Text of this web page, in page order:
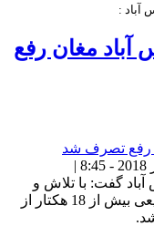
آباد :
آباد مغان رفع
آباد گفت: با تلاش و
هوشیاری ماموران یگان حفاظت منابع طبیعی بیش از 18 هکتار از